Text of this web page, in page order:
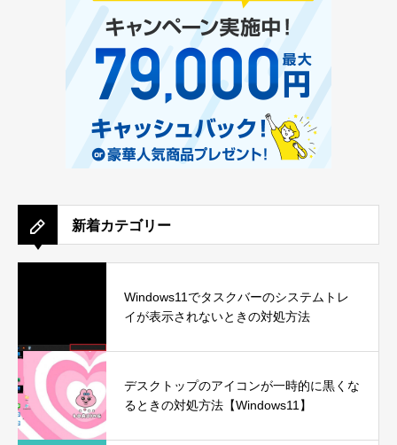
新着カテゴリー
Windows11でタスクバーのシステムトレ
イが表示されないときの対処方法
デスクトップのアイコンが一時的に黒くな
るときの対処方法【Windows11】